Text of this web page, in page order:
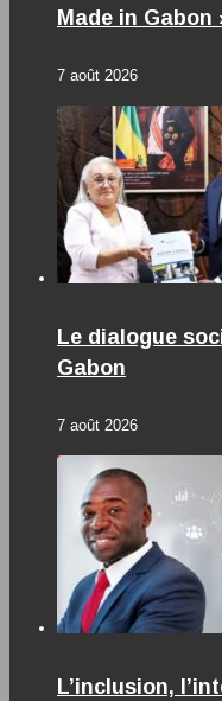
Made in Gabon
7 août 2026
Le dialogue
Gabon
7 août 2026
L’inclusion,